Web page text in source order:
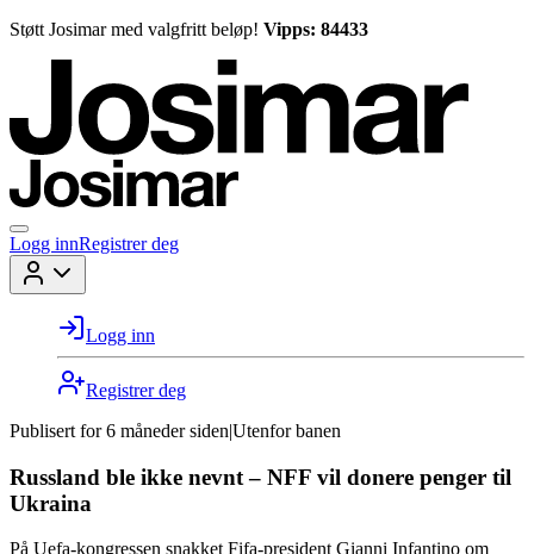
Støtt Josimar med valgfritt beløp! Vipps: 84433
Logg innRegistrer deg
Logg inn
Registrer deg
Publisert for 6 måneder siden|Utenfor banen
Russland ble ikke nevnt – NFF vil donere penger til
Ukraina
På Uefa-kongressen snakket Fifa-president Gianni Infantino om